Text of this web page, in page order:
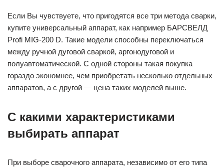
Если Вы чувствуете, что пригодятся все три метода сварки,
купите универсальный аппарат, как например БАРСВЕЛД
Profi MIG-200 D. Такие модели способны переключаться
между ручной дуговой сваркой, аргонодуговой и
полуавтоматической. С одной стороны такая покупка
гораздо экономнее, чем приобретать несколько отдельных
аппаратов, а с другой — цена таких моделей выше.
С какими характеристиками
выбирать аппарат
При выборе сварочного аппарата, независимо от его типа